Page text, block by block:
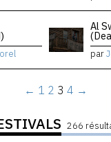
Al
par
← 1 2 3 4 →
266